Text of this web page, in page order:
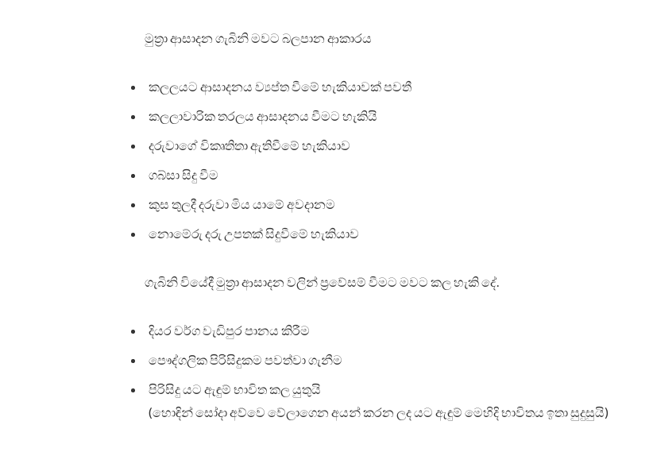
මුත්‍රා ආසාදන ගැබිනි මවට බලපාන ආකාරය
කලලයට ආසාදනය ව්‍යප්ත වීමේ හැකියාවක් පවතී
කලලාවාරික තරලය ආසාදනය වීමට හැකියි
දරුවාගේ විකෘතිතා ඇතිවීමේ හැකියාව
ගබ්සා සිදු වීම
කුස තුලදී දරුවා මිය යාමේ අවදානම
නොමේරු දරු උපතක් සිදුවීමේ හැකියාව
ගැබිනි වියේදී මුත්‍රා ආසාදන වලින් ප්‍රවේසම් වීමට මවට කල හැකි දේ.
දියර වර්ග වැඩිපුර පානය කිරීම
පෞද්ගලික පිරිසිදුකම පවත්වා ගැනීම
පිරිසිදු යට ඇඳුම් භාවිත කල යුතුයි
(හොඳින් සෝදා අව්වෙ වේලාගෙන අයන් කරන ලද යට ඇඳුම් මෙහිදි භාවිතය ඉතා සුදුසුයි)